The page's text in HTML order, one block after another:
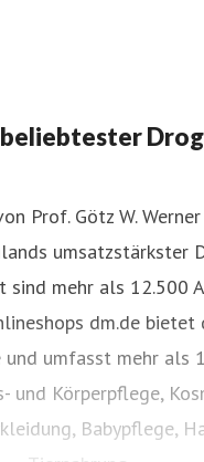
Prof. Götz W.
umsatzstärkster
sind mehr als 12.500
dm.de bietet
umfasst mehr als
und Körperpflege,
Babypflege,